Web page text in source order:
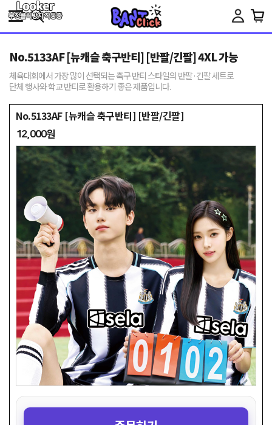
Toggle
No.5133AF [뉴캐슬 축구반티] [반팔/긴팔] 4XL 가능
체육대회에서 가장 많이 선택되는 축구 반티 스타일의 반팔·긴팔 세트로
단체 행사와 학교 반티로 활용하기 좋은 제품입니다.
No.5133AF [뉴캐슬 축구반티] [반팔/긴팔]
12,000원